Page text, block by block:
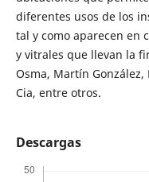
diferentes usos de los
tal y como aparecen en
y vitrales que llevan la
Osma, Martín
Cia, entre otros.
Descargas